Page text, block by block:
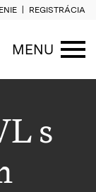
REGISTRÁCIA
MENU
s